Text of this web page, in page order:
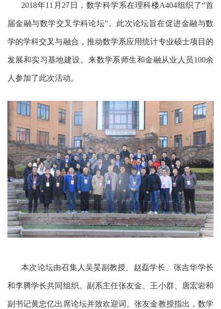
2018年11月27日，数学科学系在理科楼A404组织了“首
届金融与数学交叉学科论坛”。此次论坛旨在促进金融与数
学的学科交叉与融合，推动数学系应用统计专业硕士项目的
发展和实习基地建设。来数学系师生和金融从业人员100余
人参加了此次活动。
本次论坛由召集人吴昊副教授、赵磊学长、张吉华学长
和李腾学长共同组织。副系主任张友金、王小群、唐宏岩和
副书记黄忠亿出席论坛并致欢迎词。张友金教授指出，数学